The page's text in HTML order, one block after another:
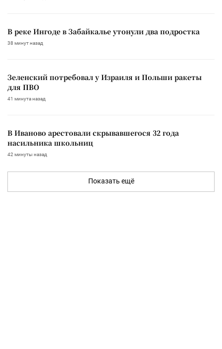
В реке Ингоде в Забайкалье утонули два подростка
38 минут назад
Зеленский потребовал у Израиля и Польши ракеты
для ПВО
41 минута назад
В Иваново арестовали скрывавшегося 32 года
насильника школьниц
42 минуты назад
Показать ещё